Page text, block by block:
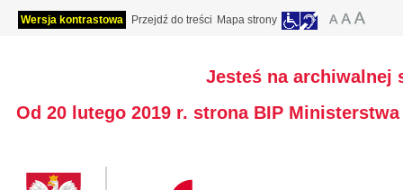
Wersja kontrastowa Przejdź do treści Mapa strony
Jesteś na archiwalnej
Od 20 lutego 2019 r. strona BIP